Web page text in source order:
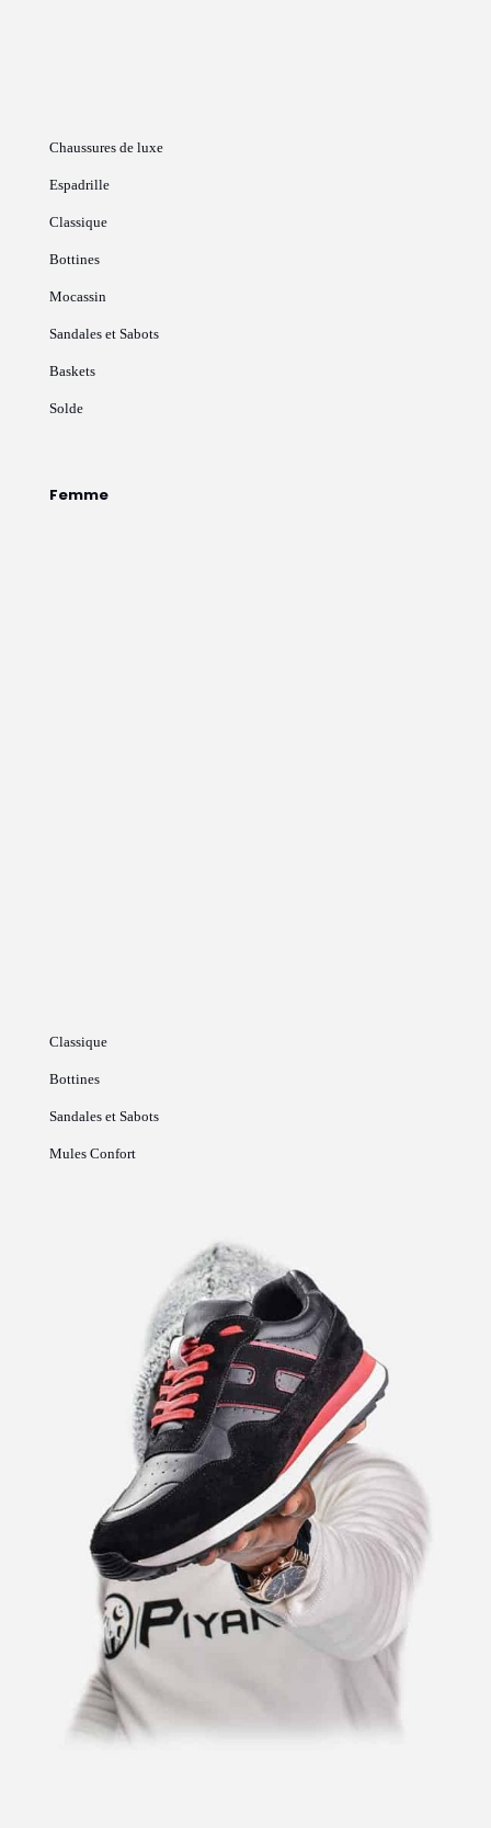
Chaussures de luxe
Espadrille
Classique
Bottines
Mocassin
Sandales et Sabots
Baskets
Solde
Femme
Classique
Bottines
Sandales et Sabots
Mules Confort